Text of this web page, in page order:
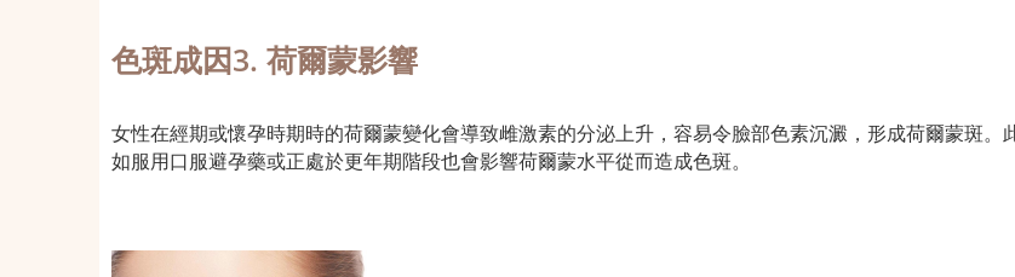
色斑成因3. 荷爾蒙影響
女性在經期或懷孕時期時的荷爾蒙變化會導致雌激素的分泌上升，容易令臉部色素沉澱，形成荷爾蒙斑。
如服用口服避孕藥或正處於更年期階段也會影響荷爾蒙水平從而造成色斑。